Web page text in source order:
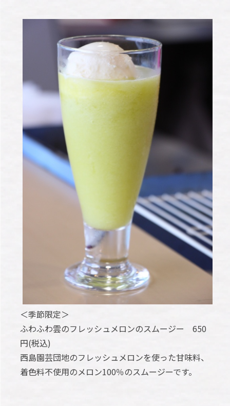
＜季節限定＞
ふわふわ雲のフレッシュメロンのスムージー 650
円(税込)
西島園芸団地のフレッシュメロンを使った甘味料、
着色料不使用のメロン100％のスムージーです。